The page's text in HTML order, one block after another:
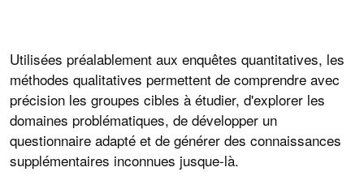
Utilisées préalablement aux enquêtes quantitatives, les
méthodes qualitatives permettent de comprendre avec
précision les groupes cibles à étudier, d'explorer les
domaines problématiques, de développer un
questionnaire adapté et de générer des connaissances
supplémentaires inconnues jusque-là.